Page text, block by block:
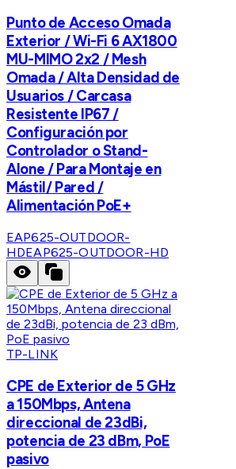
Punto de Acceso Omada
Exterior / Wi-Fi 6 AX1800
MU-MIMO 2x2 / Mesh
Omada / Alta Densidad de
Usuarios / Carcasa
Resistente IP67 /
Configuración por
Controlador o Stand-
Alone / Para Montaje en
Mástil/ Pared /
Alimentación PoE+
EAP625-OUTDOOR-
HDEAP625-OUTDOOR-HD
TP-LINK
CPE de Exterior de 5 GHz
a 150Mbps, Antena
direccional de 23dBi,
potencia de 23 dBm, PoE
pasivo